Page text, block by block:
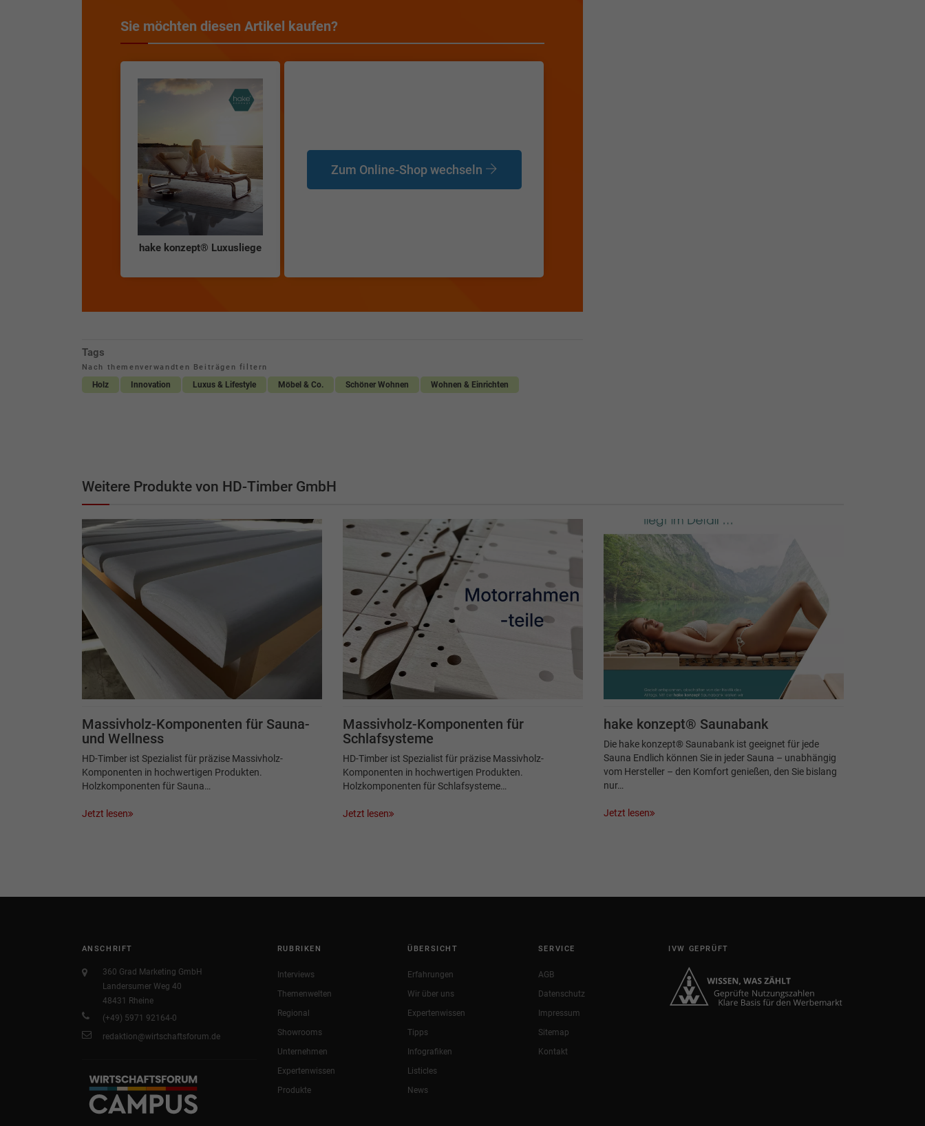
Sie möchten diesen Artikel kaufen?
hake konzept® Luxusliege
Zum Online-Shop wechseln
Tags
Nach themenverwandten Beiträgen filtern
Holz Innovation Luxus & Lifestyle Möbel & Co. Schöner Wohnen Wohnen & Einrichten
Weitere Produkte von HD-Timber GmbH
Massivholz-Komponenten für Sauna-
und Wellness
HD-Timber ist Spezialist für präzise Massivholz-
Komponenten in hochwertigen Produkten.
Holzkomponenten für Sauna…
Jetzt lesen
Massivholz-Komponenten für
Schlafsysteme
HD-Timber ist Spezialist für präzise Massivholz-
Komponenten in hochwertigen Produkten.
Holzkomponenten für Schlafsysteme…
Jetzt lesen
hake konzept® Saunabank
Die hake konzept® Saunabank ist geeignet für jede
Sauna Endlich können Sie in jeder Sauna – unabhängig
vom Hersteller – den Komfort genießen, den Sie bislang
nur…
Jetzt lesen
ANSCHRIFT
360 Grad Marketing GmbH
Landersumer Weg 40
48431 Rheine
(+49) 5971 92164-0
redaktion@wirtschaftsforum.de
RUBRIKEN
Interviews
Themenwelten
Regional
Showrooms
Unternehmen
Expertenwissen
Produkte
ÜBERSICHT
Erfahrungen
Wir über uns
Expertenwissen
Tipps
Infografiken
Listicles
News
SERVICE
AGB
Datenschutz
Impressum
Sitemap
Kontakt
IVW GEPRÜFT